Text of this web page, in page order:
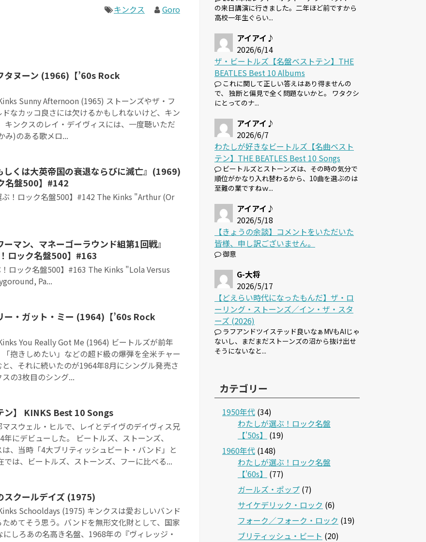
キンクス Goro
タヌーン (1966)【’60s Rock
Sunny Afternoon (1965) ストーンズやザ・フ
なカッコ良さには欠けるかもしれないけど、キン
キンクスのレイ・デイヴィスには、一度聴いただ
み)のある歌メロ...
しくは大英帝国の衰退ならびに滅亡』(1969)
名盤500】#142
ぶ！ロック名盤500】#142 The Kinks "Arthur (Or
マン、マネーゴーラウンド組第1回戦』
ロック名盤500】#163
！ロック名盤500】#163 The Kinks "Lola Versus
Pa...
ー・ガット・ミー (1964)【’60s Rock
You Really Got Me (1964) ビートルズが前年
抱きしめたい」などの超ド級の爆弾を全米チャー
、それに続いたのが1964年8月にシングル発売さ
の3枚目のシング...
ン】 KINKS Best 10 Songs
スウェル・ヒルで、レイとデイヴのデイヴィス兄
にデビューした。 ビートルズ、ストーンズ、
、当時「4大ブリティッシュビート・バンド」と
では、ビートルズ、ストーンズ、フーに比べる...
スクールデイズ (1975)
Schooldays (1975) キンクスは愛おしいバンド
めてそう思う。バンドを無形文化財として、国家
しろあの名高き名盤、1968年の『ヴィレッジ・
の来日講演に行きました。二年ほど前ですから
高校一年生ぐらい...
アイアイ♪
2026/6/14
ザ・ビートルズ【名盤ベストテン】THE
BEATLES Best 10 Albums
これに関して正しい答えはあり得ませんの
で、 独断と偏見で全く問題ないかと。 ワタクシ
にとってのナ...
アイアイ♪
2026/6/7
わたしが好きなビートルズ【名曲ベスト
テン】THE BEATLES Best 10 Songs
ビートルズとストーンズは、その時の気分で
順位がかなり入れ替わるから、10曲を選ぶのは
至難の業ですねｗ...
アイアイ♪
2026/5/18
【きょうの余談】コメントをいただいた
皆様、申し訳ございません。
御意
G-大将
2026/5/17
【どえらい時代になったもんだ】ザ・ロ
ーリング・ストーンズ／イン・ザ・スタ
ーズ (2026)
ラフアンドツイステッド良いなぁMVもAIじゃ
ないし、まだまだストーンズの沼から抜け出せ
そうにないなと...
カテゴリー
1950年代 (34)
わたしが選ぶ！ロック名盤
【'50s】
(19)
1960年代 (148)
わたしが選ぶ！ロック名盤
【'60s】
(77)
ガールズ・ポップ (7)
サイケデリック・ロック (6)
フォーク／フォーク・ロック (19)
ブリティッシュ・ビート (20)